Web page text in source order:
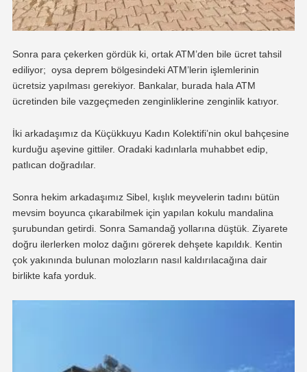
Sonra para çekerken gördük ki, ortak ATM’den bile ücret tahsil
ediliyor; oysa deprem bölgesindeki ATM’lerin işlemlerinin
ücretsiz yapılması gerekiyor. Bankalar, burada hala ATM
ücretinden bile vazgeçmeden zenginliklerine zenginlik katıyor.
İki arkadaşımız da Küçükkuyu Kadın Kolektifi’nin okul bahçesine
kurduğu aşevine gittiler. Oradaki kadınlarla muhabbet edip,
patlıcan doğradılar.
Sonra hekim arkadaşımız Sibel, kışlık meyvelerin tadını bütün
mevsim boyunca çıkarabilmek için yapılan kokulu mandalina
şurubundan getirdi. Sonra Samandağ yollarına düştük. Ziyarete
doğru ilerlerken moloz dağını görerek dehşete kapıldık. Kentin
çok yakınında bulunan molozların nasıl kaldırılacağına dair
birlikte kafa yorduk.